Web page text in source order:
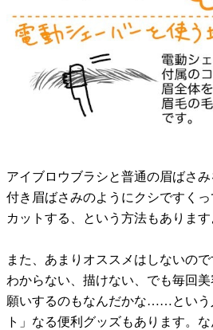
アイブロウブラシと普通の眉ばさ
付き眉ばさみのようにクシですく
カットする、という方法もあります
また、あまりオススメはしないの
わからない、描けない、でも毎回
願いするのもなんだかな……という
ト」なる便利グッズもあります。